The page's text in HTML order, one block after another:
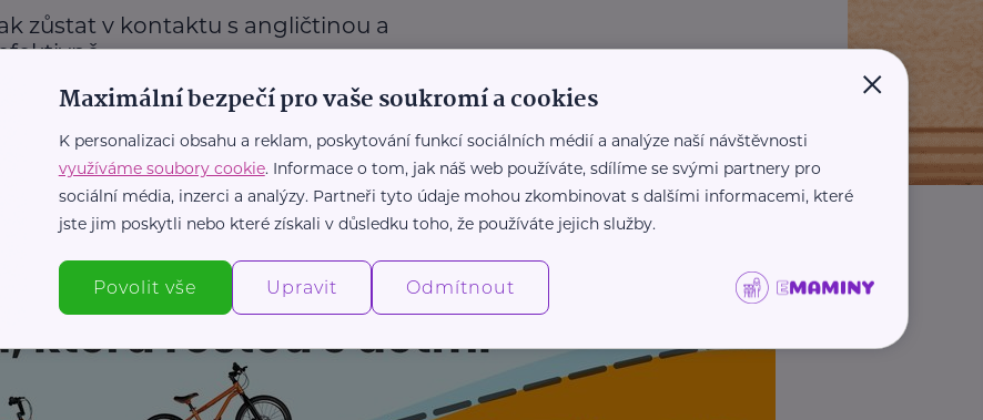
zůstat v kontaktu s angličtinou a
Angličtina Žena
články
×
Maximální bezpečí pro vaše soukromí a cookies
K personalizaci obsahu a reklam, poskytování funkcí sociálních médií a analýze naší návštěvnosti
využíváme soubory cookie. Informace o tom, jak náš web používáte, sdílíme se svými partnery pro
sociální média, inzerci a analýzy. Partneři tyto údaje mohou zkombinovat s dalšími informacemi, které
jste jim poskytli nebo které získali v důsledku toho, že používáte jejich služby.
Povolit vše Upravit Odmítnout